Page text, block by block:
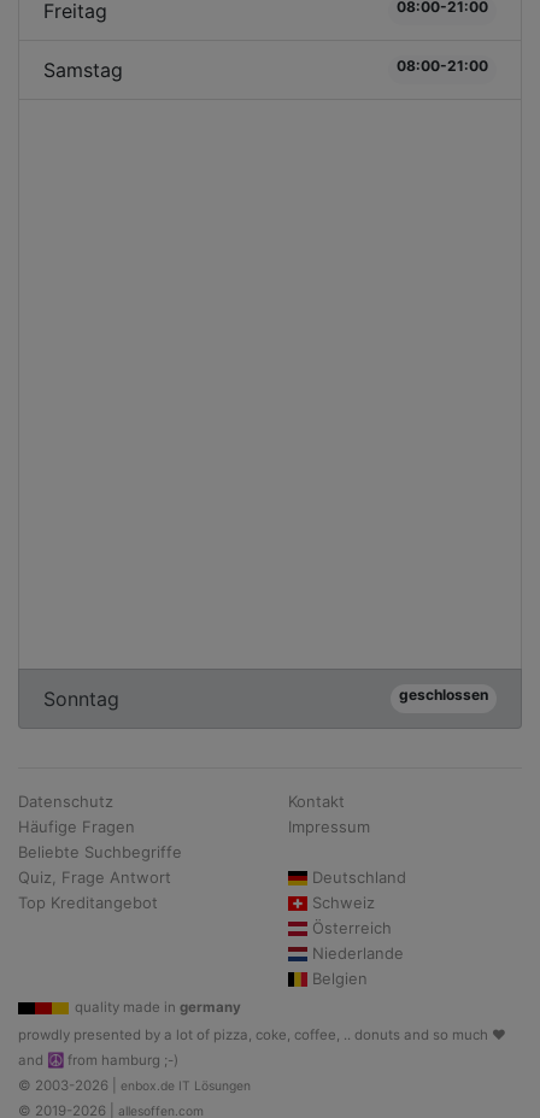
Freitag 08:00-21:00
Samstag 08:00-21:00
Sonntag geschlossen
Datenschutz
Häufige Fragen
Beliebte Suchbegriffe
Quiz, Frage Antwort
Top Kreditangebot
Kontakt
Impressum
Deutschland
Schweiz
Österreich
Niederlande
Belgien
quality made in germany
prowdly presented by a lot of pizza, coke, coffee, .. donuts and so much ♥
and ☮ from hamburg ;-)
© 2003-2026 | enbox.de IT Lösungen
© 2019-2026 | allesoffen.com